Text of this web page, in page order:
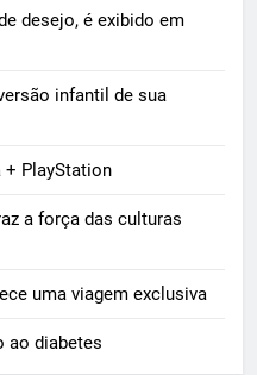
desejo, é exibido em
infantil de sua
+ PlayStation
a força das culturas
uma viagem exclusiva
ao diabetes